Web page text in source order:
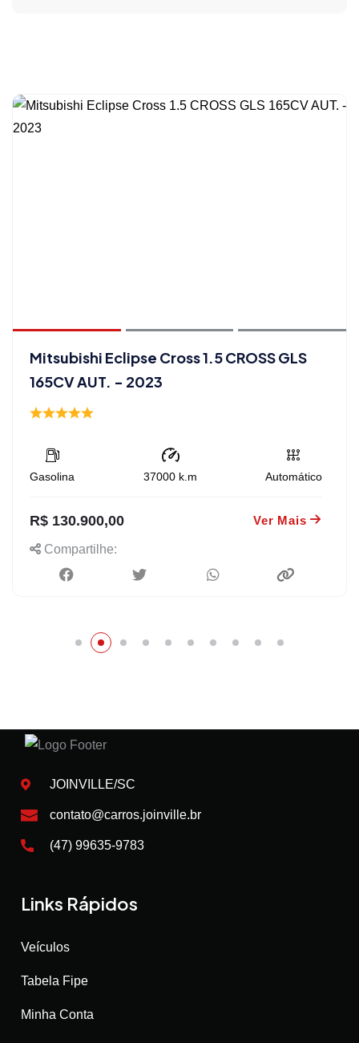
Mitsubishi Eclipse Cross 1.5 CROSS GLS
165CV AUT. - 2023
Gasolina 37000k.m Automático
R$ 130.900,00 Ver Mais
Compartilhe:
JOINVILLE/SC
contato@carros.joinville.br
(47) 99635-9783
Links Rápidos
Veículos
Tabela Fipe
Minha Conta